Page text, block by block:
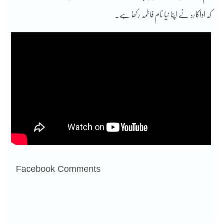
کہ اداکارہ نے اپنا نیا نام فاطمہ رکھا ہے۔
Facebook Comments